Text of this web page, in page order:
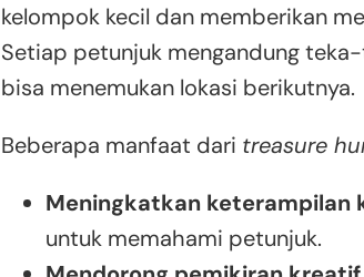
kelompok kecil dan memberikan
Setiap petunjuk mengandung
bisa menemukan lokasi berikutnya.
Beberapa manfaat dari treasure
Meningkatkan keterampilan
untuk memahami petunjuk.